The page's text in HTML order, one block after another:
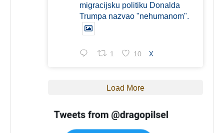
migracijsku politiku Donalda
Trumpa nazvao "nehumanom".
1 10 X
Load More